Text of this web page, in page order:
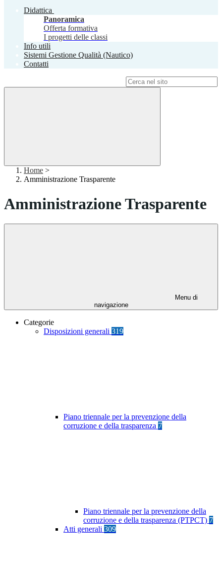
Didattica
Panoramica
Offerta formativa
I progetti delle classi
Info utili
Sistemi Gestione Qualità (Nautico)
Contatti
Home >
Amministrazione Trasparente
Amministrazione Trasparente
Menu di
navigazione
Categorie
Disposizioni generali 319
Piano triennale per la prevenzione della
corruzione e della trasparenza 7
Piano triennale per la prevenzione della
corruzione e della trasparenza (PTPCT) 7
Atti generali 309